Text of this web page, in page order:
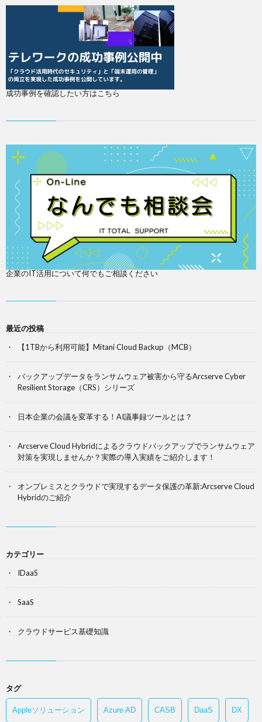
成功事例を確認したい方はこちら
企業のIT活用について何でもご相談ください
最近の投稿
【1TBから利用可能】Mitani Cloud Backup（MCB）
バックアップデータをランサムウェア被害から守るArcserve Cyber
Resilient Storage（CRS）シリーズ
日本企業の会議を変革する！AI議事録ツールとは？
Arcserve Cloud Hybridによるクラウドバックアップでランサムウェア
対策を実現しませんか？実際の導入実績をご紹介します！
オンプレミスとクラウドで実現するデータ保護の革新:Arcserve Cloud
Hybridのご紹介
カテゴリー
IDaaS
SaaS
クラウドサービス基礎知識
タグ
Appleソリューション Azure AD CASB DaaS DX